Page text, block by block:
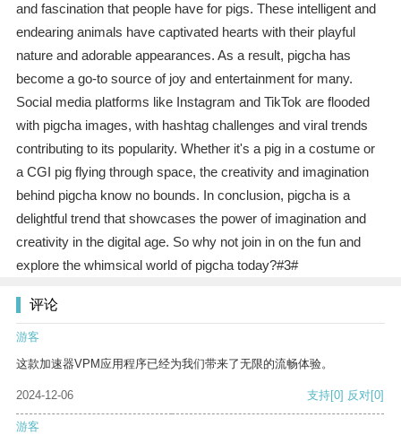
and fascination that people have for pigs. These intelligent and
endearing animals have captivated hearts with their playful
nature and adorable appearances. As a result, pigcha has
become a go-to source of joy and entertainment for many.
Social media platforms like Instagram and TikTok are flooded
with pigcha images, with hashtag challenges and viral trends
contributing to its popularity. Whether it's a pig in a costume or
a CGI pig flying through space, the creativity and imagination
behind pigcha know no bounds. In conclusion, pigcha is a
delightful trend that showcases the power of imagination and
creativity in the digital age. So why not join in on the fun and
explore the whimsical world of pigcha today?#3#
评论
游客
这款加速器VPM应用程序已经为我们带来了无限的流畅体验。
2024-12-06 支持[0] 反对[0]
游客